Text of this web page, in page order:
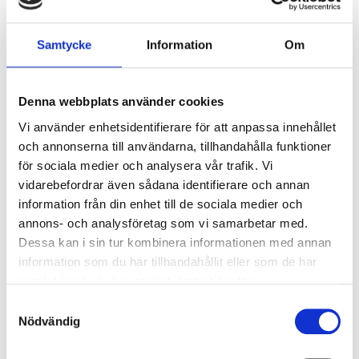
Samtycke Information Om
Denna webbplats använder cookies
Vi använder enhetsidentifierare för att anpassa innehållet
och annonserna till användarna, tillhandahålla funktioner
för sociala medier och analysera vår trafik. Vi
vidarebefordrar även sådana identifierare och annan
information från din enhet till de sociala medier och
annons- och analysföretag som vi samarbetar med.
Dessa kan i sin tur kombinera informationen med annan
information som du har tillhandahållit eller som de har
Nödvändig
6875 SEK p.p.
Kategori 1
2 nätter